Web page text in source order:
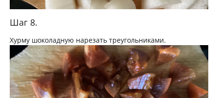
Шаг 8.
Хурму шоколадную нарезать треугольниками.